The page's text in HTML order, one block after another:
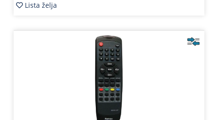
Lista želja